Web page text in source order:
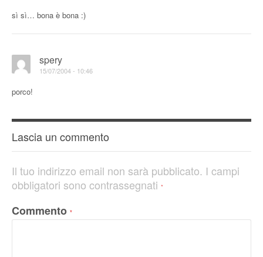
sì sì… bona è bona :)
spery
15/07/2004 - 10:46
porco!
Lascia un commento
Il tuo indirizzo email non sarà pubblicato. I campi
obbligatori sono contrassegnati *
Commento *